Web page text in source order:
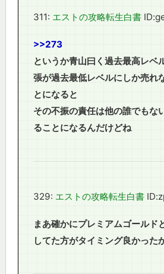
311: エストの攻略転生白書
>>273
というか青山曰く過去最高レベ
張が過去最低レベルにしか売れ
とになると
その不振の責任は他の誰でもな
ることになるんだけどね
329: エストの攻略転生白書
まあ確かにプレミアムゴールド
してた方がタイミング良かった